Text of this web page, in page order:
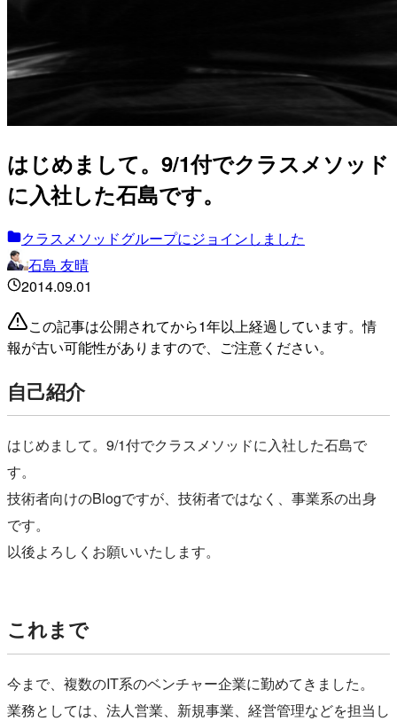
はじめまして。9/1付でクラスメソッド
に入社した石島です。
クラスメソッドグループにジョインしました
石島 友晴
2014.09.01
この記事は公開されてから1年以上経過しています。情
報が古い可能性がありますので、ご注意ください。
自己紹介
はじめまして。9/1付でクラスメソッドに入社した石島で
す。
技術者向けのBlogですが、技術者ではなく、 事業系の出身
です。
以後よろしくお願いいたします。
これまで
今まで、複数のIT系のベンチャー企業に勤めてきました。
業務としては、法人営業、新規事業、 経営管理などを担当し